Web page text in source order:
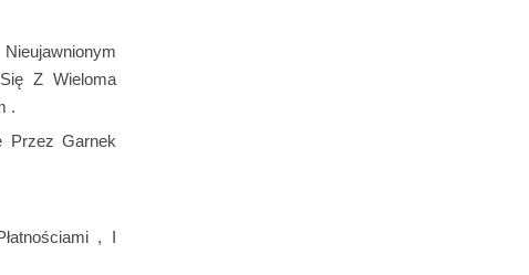
Z Wieloma
.
Przez Garnek
, I